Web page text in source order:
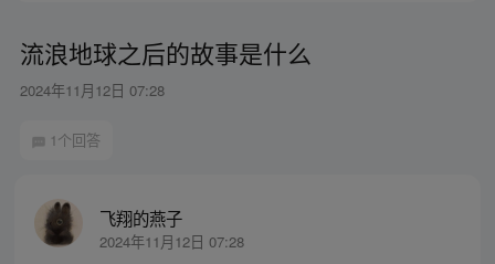
流浪地球之后的故事是什么
2024年11月12日 07:28
1个回答
飞翔的燕子
2024年11月12日 07:28